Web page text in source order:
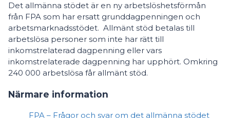
Det allmänna stödet är en ny arbetslöshetsförmån
från FPA som har ersatt grunddagpenningen och
arbetsmarknadsstödet. Allmänt stöd betalas till
arbetslösa personer som inte har rätt till
inkomstrelaterad dagpenning eller vars
inkomstrelaterade dagpenning har upphört. Omkring
240 000 arbetslösa får allmänt stöd.
Närmare information
FPA – Frågor och svar om det allmänna stödet